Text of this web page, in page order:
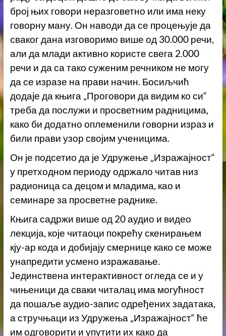
број њих говори неразговетно или има неку
говорну ману. Он наводи да се процењује да
сваког дана изговоримо више од 30.000 речи,
али да млади активно користе свега 2.000
речи и да са тако суженим речником не могу
да се изразе на прави начин. Босиљчић
додаје да књига „Проговори да видим ко си“
треба да послужи и просветним радницима,
како би додатно оплеменили говорни израз и
били прави узор својим ученицима.
Он је подсетио да је Удружење „Изражајност“
у претходном периоду одржало читав низ
радионица са децом и младима, као и
семинаре за просветне раднике.
Књига садржи више од 20 аудио и видео
лекција, које читаоци покрећу скенирањем
кју-ар кода и добијају смернице како се може
унапредити усмено изражавање.
Јединствена интерактивност огледа се и у
чињеници да сваки читалац има могућност
да пошаље аудио-запис одређених задатака,
а стручњаци из Удружења „Изражајност“ ће
им одговорити и упутити их како да